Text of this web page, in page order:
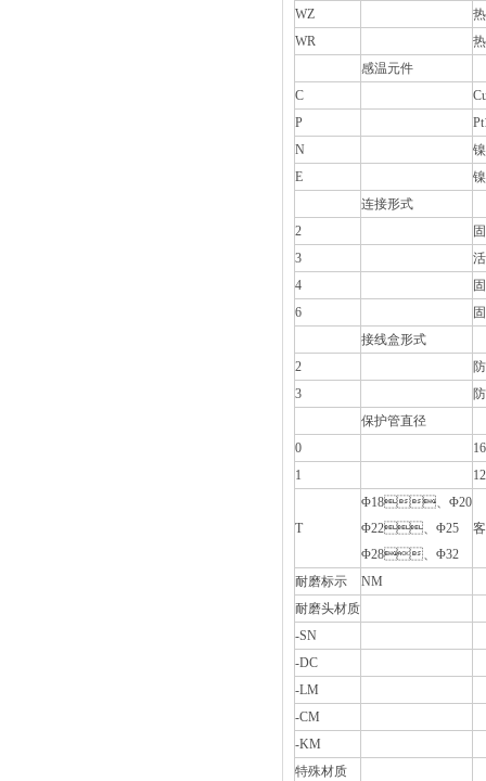
WZ
WR
感温元件
C
P
N
E
连接形式
2
3
4
6
接线盒形式
2
3
保护管直径
0
16
1
12
T
Φ18、Φ20
Φ22、Φ25
Φ28、Φ32
耐磨标示
NM
耐磨头材质
-SN
-DC
-LM
-CM
-KM
特殊材质